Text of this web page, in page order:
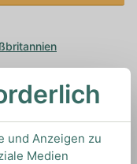
und Anzeigen zu
Medien